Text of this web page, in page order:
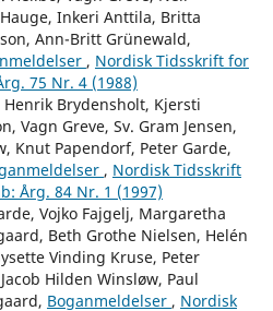
Inkeri Anttila, Britta
Ann-Britt Grünewald,
, Nordisk Tidsskrift for
75 Nr. 4 (1988)
Brydensholt, Kjersti
Vagn Greve, Sv. Gram Jensen,
Knut Papendorf, Peter Garde,
, Nordisk Tidsskrift
Årg. 84 Nr. 1 (1997)
Vojko Fajgelj, Margaretha
Beth Grothe Nielsen, Helén
Vinding Kruse, Peter
Hilden Winsløw, Paul
Boganmeldelser , Nordisk